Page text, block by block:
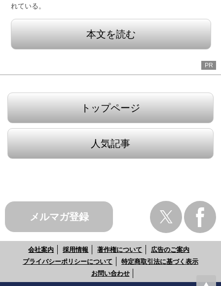
れている。
本文を読む
PR
トップページ
人気記事
メルマガ登録
会社案内 採用情報 著作権について
広告のご案内
プライバシーポリシーについて
特定商取引法に基づく表示
お問い合わせ